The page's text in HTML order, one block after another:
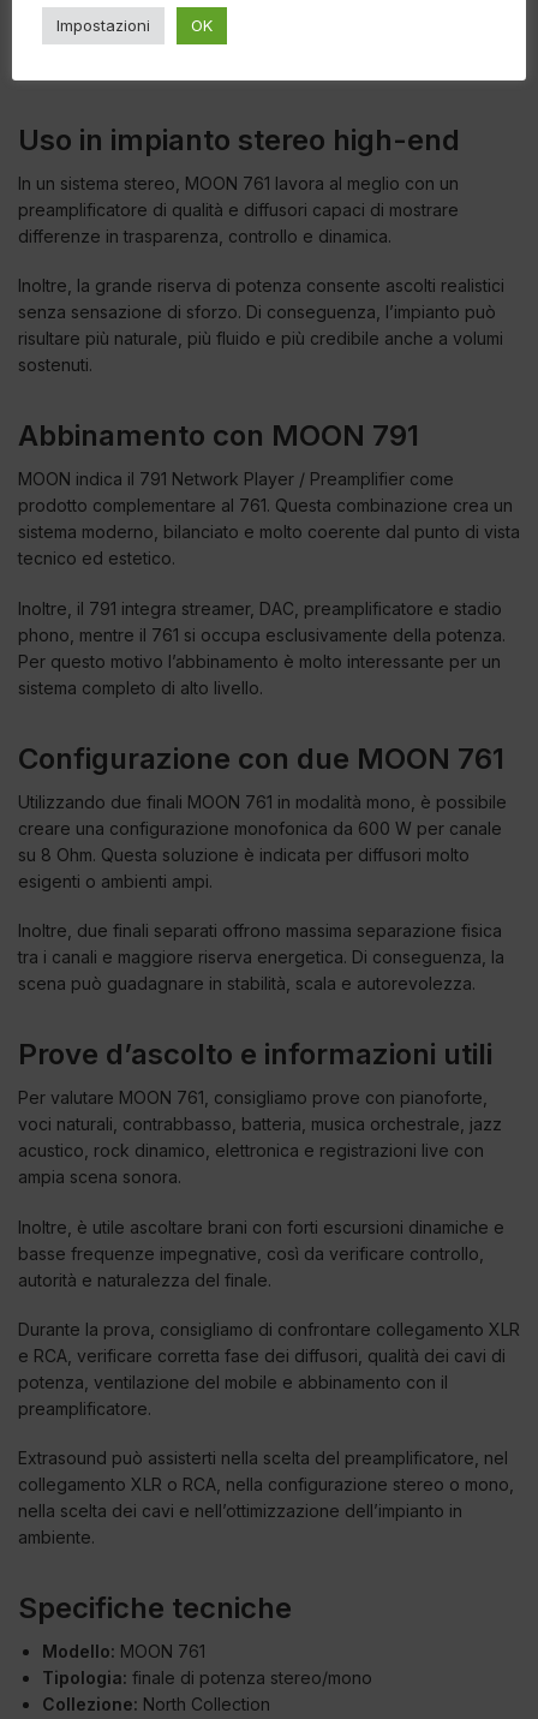
Inoltre, il telaio in alluminio, i dissipatori laterali e la costruzione
robusta richiedono un mobile Hi-Fi stabile, ben ventilato e
Uso in impianto stereo high-end
In un sistema stereo, MOON 761 lavora al meglio con un
preamplificatore di qualità e diffusori capaci di mostrare
differenze in trasparenza, controllo e dinamica.
Inoltre, la grande riserva di potenza consente ascolti realistici
senza sensazione di sforzo. Di conseguenza, l’impianto può
risultare più naturale, più fluido e più credibile anche a volumi
sostenuti.
Abbinamento con MOON 791
MOON indica il 791 Network Player / Preamplifier come
prodotto complementare al 761. Questa combinazione crea un
sistema moderno, bilanciato e molto coerente dal punto di vista
tecnico ed estetico.
Inoltre, il 791 integra streamer, DAC, preamplificatore e stadio
phono, mentre il 761 si occupa esclusivamente della potenza.
Per questo motivo l’abbinamento è molto interessante per un
sistema completo di alto livello.
Configurazione con due MOON 761
Utilizzando due finali MOON 761 in modalità mono, è possibile
creare una configurazione monofonica da 600 W per canale
su 8 Ohm. Questa soluzione è indicata per diffusori molto
esigenti o ambienti ampi.
Inoltre, due finali separati offrono massima separazione fisica
tra i canali e maggiore riserva energetica. Di conseguenza, la
scena può guadagnare in stabilità, scala e autorevolezza.
Prove d’ascolto e informazioni utili
Per valutare MOON 761, consigliamo prove con pianoforte,
voci naturali, contrabbasso, batteria, musica orchestrale, jazz
acustico, rock dinamico, elettronica e registrazioni live con
ampia scena sonora.
Inoltre, è utile ascoltare brani con forti escursioni dinamiche e
basse frequenze impegnative, così da verificare controllo,
autorità e naturalezza del finale.
Durante la prova, consigliamo di confrontare collegamento XLR
e RCA, verificare corretta fase dei diffusori, qualità dei cavi di
potenza, ventilazione del mobile e abbinamento con il
preamplificatore.
Extrasound può assisterti nella scelta del preamplificatore, nel
collegamento XLR o RCA, nella configurazione stereo o mono,
nella scelta dei cavi e nell’ottimizzazione dell’impianto in
ambiente.
Specifiche tecniche
Modello: MOON 761
Tipologia: finale di potenza stereo/mono
Collezione: North Collection
Impostazioni OK